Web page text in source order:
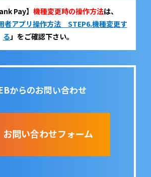
Pay】 機種変更時の操作方法は、
者アプリ操作方法 STEP6.機種変更す
る 」をご確認下さい。
からのお問い合わせ
お問い合わせフォーム